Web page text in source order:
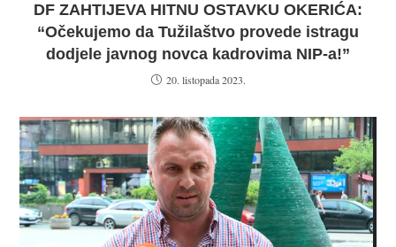
DF ZAHTIJEVA HITNU OSTAVKU OKERIĆA:
“Očekujemo da Tužilaštvo provede istragu
dodjele javnog novca kadrovima NIP-a!”
20. listopada 2023.